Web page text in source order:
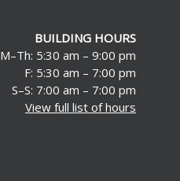
BUILDING HOURS
M–Th: 5:30 am – 9:00 pm
F: 5:30 am – 7:00 pm
S–S: 7:00 am – 7:00 pm
View full list of hours